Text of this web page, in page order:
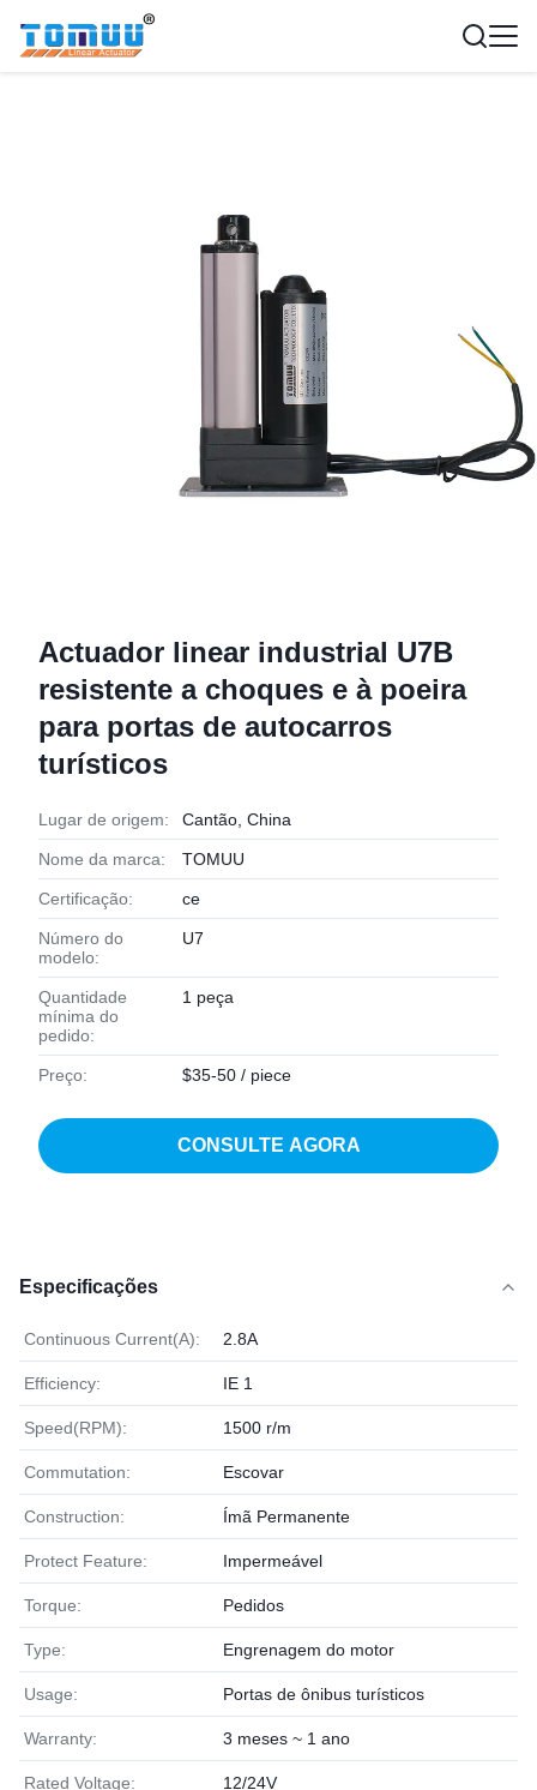
Actuador linear industrial U7B
resistente a choques e à poeira
para portas de autocarros
turísticos
Lugar de origem: Cantão, China
Nome da marca: TOMUU
Certificação: ce
Número do
modelo:
U7
Quantidade
mínima do
pedido:
1 peça
Preço: $35-50 / piece
CONSULTE AGORA
Especificações
Continuous Current(A): 2.8A
Efficiency: IE 1
Speed(RPM): 1500 r/m
Commutation: Escovar
Construction: Ímã Permanente
Protect Feature: Impermeável
Torque: Pedidos
Type: Engrenagem do motor
Usage: Portas de ônibus turísticos
Warranty: 3 meses ~ 1 ano
Rated Voltage: 12/24V